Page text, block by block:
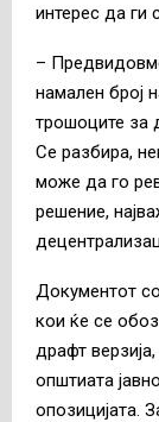
интерес да ги
–
намален број
трошоците за
Се разбира,
може да го
решение,
Документот
кои ќе се
драфт
општиата
опозицијата.